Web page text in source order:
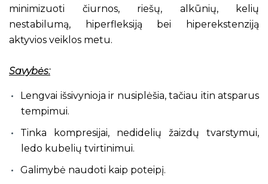
minimizuoti čiurnos, riešų, alkūnių, kelių
nestabilumą, hiperfleksiją bei hiperekstenziją
aktyvios veiklos metu.
Savybės:
Lengvai išsivynioja ir nusiplėšia, tačiau itin atsparus
tempimui.
Tinka kompresijai, nedidelių žaizdų tvarstymui,
ledo kubelių tvirtinimui.
Galimybė naudoti kaip poteipį.